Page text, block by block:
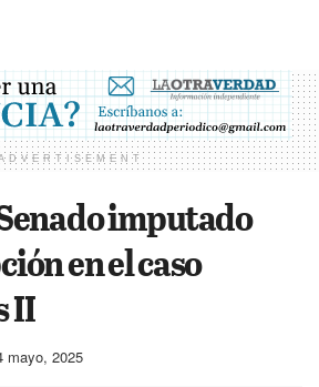
imputado
en el caso
II
mayo, 2025